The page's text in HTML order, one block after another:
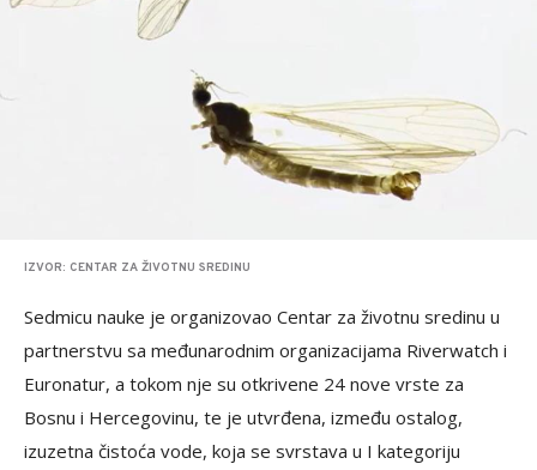
IZVOR: CENTAR ZA ŽIVOTNU SREDINU
Sedmicu nauke je organizovao Centar za životnu sredinu u
partnerstvu sa međunarodnim organizacijama Riverwatch i
Euronatur, a tokom nje su otkrivene 24 nove vrste za
Bosnu i Hercegovinu, te je utvrđena, između ostalog,
izuzetna čistoća vode, koja se svrstava u I kategoriju